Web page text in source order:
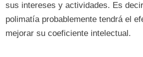
sus intereses y actividades. Es
polimatía probablemente tendrá el
mejorar su coeficiente intelectual.